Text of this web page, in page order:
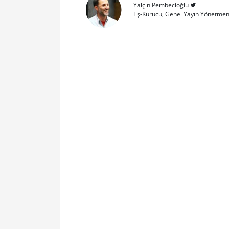
Yalçın Pembecioğlu
Eş-Kurucu, Genel Yayın